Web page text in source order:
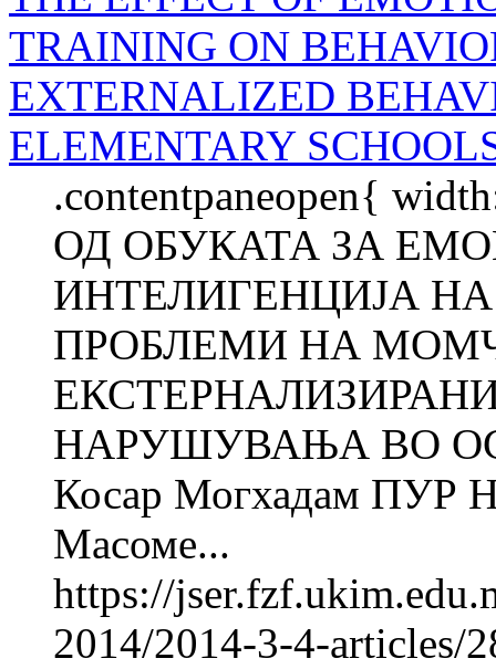
TRAINING ON
EXTERNALIZED
ELEMENTARY
.contentpaneopen{
ОД ОБУКАТА ЗА
ИНТЕЛИГЕНЦИЈА
ПРОБЛЕМИ НА
НАРУШУВАЊА ВО
Косар Могхадам
Масоме...
https://
2014/2014-3-4-articles/